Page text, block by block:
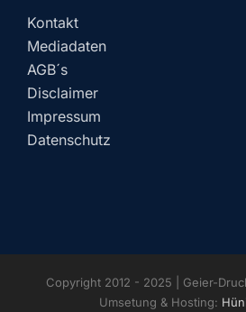
Kontakt
Mediadaten
AGB´s
Disclaimer
Impressum
Datenschutz
Copyright 2012 - 2025 | Geier-
Umsetung & Hosting: